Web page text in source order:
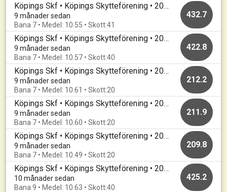
Köpings Skf • Köpings Skytteförening • 20251105
9 månader sedan
Bana 7 • Medel: 10.55 • Skott:41
432.7
Köpings Skf • Köpings Skytteförening • 20251027
9 månader sedan
Bana 7 • Medel: 10.57 • Skott:40
422.8
Köpings Skf • Köpings Skytteförening • 20251020
9 månader sedan
Bana 7 • Medel: 10.61 • Skott:20
212.2
Köpings Skf • Köpings Skytteförening • 20251015
9 månader sedan
Bana 7 • Medel: 10.60 • Skott:20
211.9
Köpings Skf • Köpings Skytteförening • 20251015
9 månader sedan
Bana 7 • Medel: 10.49 • Skott:20
209.8
Köpings Skf • Köpings Skytteförening • 20251013
10 månader sedan
Bana 9 • Medel: 10.63 • Skott:40
425.2